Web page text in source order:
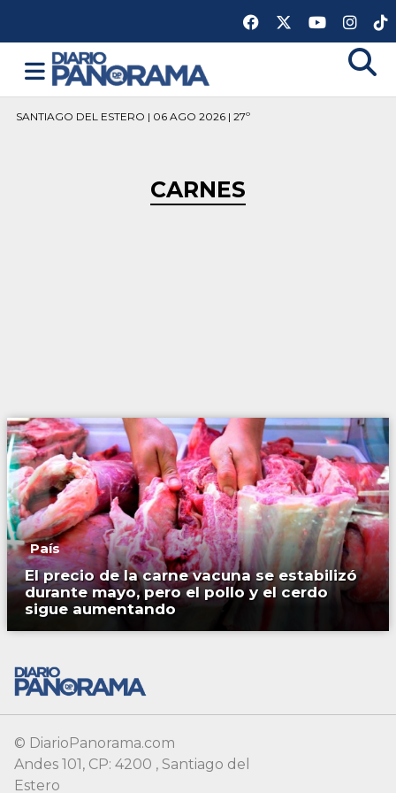
SANTIAGO DEL ESTERO | 06 AGO 2026 | 27º
CARNES
País
El precio de la carne vacuna se estabilizó
durante mayo, pero el pollo y el cerdo
sigue aumentando
© DiarioPanorama.com
Andes 101, CP: 4200 , Santiago del
Estero